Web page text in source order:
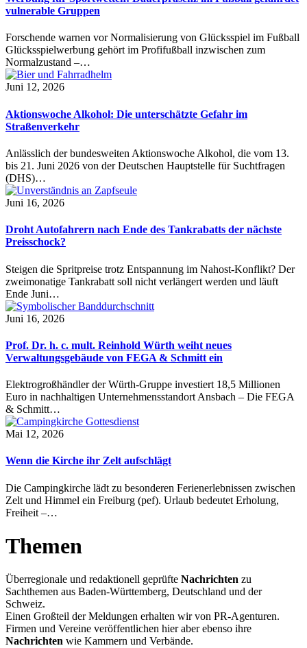
vulnerable Gruppen
Forschende warnen vor Normalisierung von Glücksspiel im Fußball
Glücksspielwerbung gehört im Profifußball inzwischen zum
Normalzustand –…
Juni 12, 2026
Aktionswoche Alkohol: Die unterschätzte Gefahr im
Straßenverkehr
Anlässlich der bundesweiten Aktionswoche Alkohol, die vom 13.
bis 21. Juni 2026 von der Deutschen Hauptstelle für Suchtfragen
(DHS)…
Juni 16, 2026
Droht Autofahrern nach Ende des Tankrabatts der nächste
Preisschock?
Steigen die Spritpreise trotz Entspannung im Nahost-Konflikt? Der
zweimonatige Tankrabatt soll nicht verlängert werden und läuft
Ende Juni…
Juni 16, 2026
Prof. Dr. h. c. mult. Reinhold Würth weiht neues
Verwaltungsgebäude von FEGA & Schmitt ein
Elektrogroßhändler der Würth-Gruppe investiert 18,5 Millionen
Euro in nachhaltigen Unternehmensstandort Ansbach – Die FEGA
& Schmitt…
Mai 12, 2026
Wenn die Kirche ihr Zelt aufschlägt
Die Campingkirche lädt zu besonderen Ferienerlebnissen zwischen
Zelt und Himmel ein Freiburg (pef). Urlaub bedeutet Erholung,
Freiheit –…
Themen
Überregionale und redaktionell geprüfte Nachrichten zu
Sachthemen aus Baden-Württemberg, Deutschland und der
Schweiz.
Einen Großteil der Meldungen erhalten wir von PR-Agenturen.
Firmen und Vereine veröffentlichen hier aber ebenso ihre
Nachrichten wie Kammern und Verbände.